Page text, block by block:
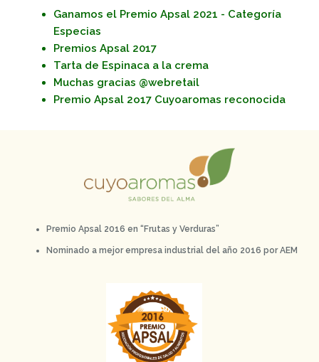
Ganamos el Premio Apsal 2021 - Categoría
Especias
Premios Apsal 2017
Tarta de Espinaca a la crema
Muchas gracias @webretail
Premio Apsal 2o17 Cuyoaromas reconocida
Premio Apsal 2016 en “Frutas y Verduras”
Nominado a mejor empresa industrial del año 2016 por AEM